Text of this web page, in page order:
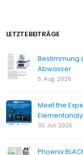
LETZTE BEITRÄGE
Bestimmung
Abwasser
5. Aug. 2026
Meet the
30. Juli 2026
Phoenix